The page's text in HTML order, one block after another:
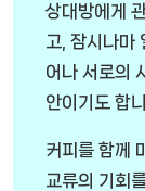
상대방에게
고, 잠시나마
어나 서로의
안이기도 합
커피를 함께
교류의 기회